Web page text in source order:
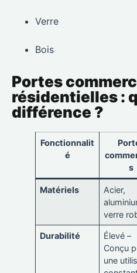
Verre
Bois
Portes
résidentielles :
différence ?
Fonctionnalit
é
s
Matériels
Acier,
verre
Durabilité
Élevé –
Conçu
une